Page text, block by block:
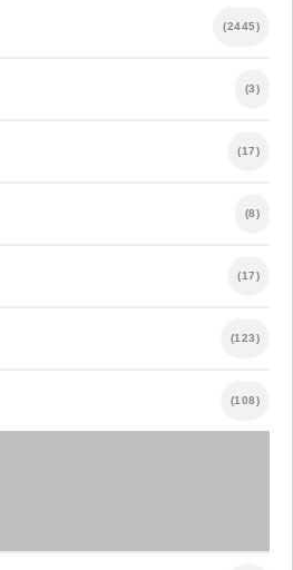
(2445)
(3)
(17)
(8)
(17)
(123)
(108)